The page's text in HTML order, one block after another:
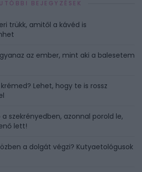
BEJEGYZÉSEK
trükk, amitől a kávéd is
az ember, mint aki a balesetem
Lehet, hogy te is rossz
szekrényedben, azonnal porold le,
lett!
a dolgát végzi? Kutyaetológusok